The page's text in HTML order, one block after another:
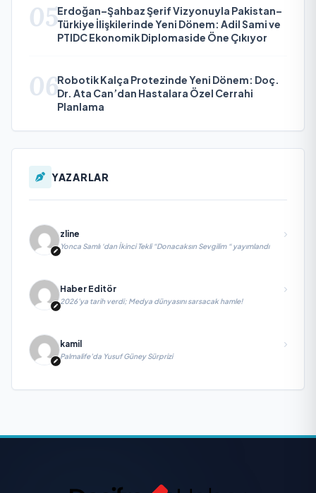
05Erdoğan–Şahbaz Şerif Vizyonuyla Pakistan–
Türkiye İlişkilerinde Yeni Dönem: Adil Sami ve
PTIDC Ekonomik Diplomaside Öne Çıkıyor
06Robotik Kalça Protezinde Yeni Dönem: Doç.
Dr. Ata Can’dan Hastalara Özel Cerrahi
Planlama
YAZARLAR
zline
Yonca Samlı ‘dan İkinci Tekli “Donacaksın Sevgilim “ yayımlandı
Haber Editör
2026’ya tarih verdi; Medya dünyasını sarsacak hamle!
kamil
Palmalife’da Yusuf Güney Sürprizi